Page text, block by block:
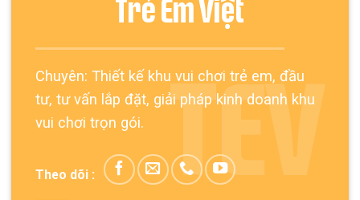
Trẻ Em Việt
Chuyên: Thiết kế khu vui chơi trẻ em, đầu
tư, tư vấn lắp đặt, giải pháp kinh doanh khu
vui chơi trọn gói.
Theo dõi : TEV